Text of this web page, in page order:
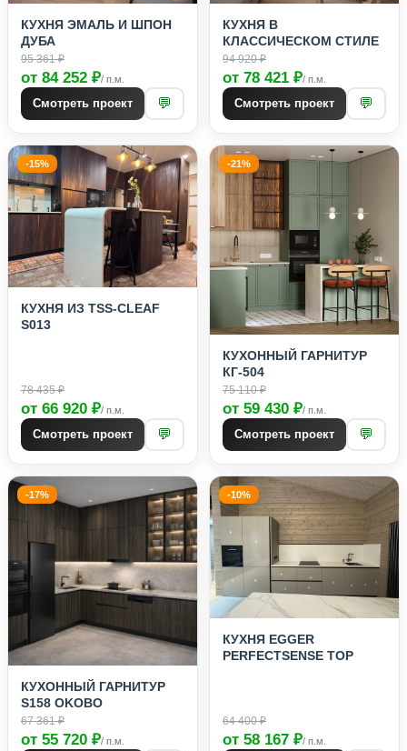
КУХНЯ ЭМАЛЬ И ШПОН
ДУБА
95 361 ₽
от 84 252 ₽/ п.м.
Смотреть проект 💬
КУХНЯ В
КЛАССИЧЕСКОМ СТИЛЕ
94 920 ₽
от 78 421 ₽/ п.м.
Смотреть проект 💬
-15%
КУХНЯ ИЗ TSS-CLEAF
S013
78 435 ₽
от 66 920 ₽/ п.м.
Смотреть проект 💬
-21%
КУХОННЫЙ ГАРНИТУР
КГ-504
75 110 ₽
от 59 430 ₽/ п.м.
Смотреть проект 💬
-17%
КУХОННЫЙ ГАРНИТУР
S158 OKOBO
67 361 ₽
от 55 720 ₽/ п.м.
-10%
КУХНЯ EGGER
PERFECTSENSE TOP
64 400 ₽
от 58 167 ₽/ п.м.